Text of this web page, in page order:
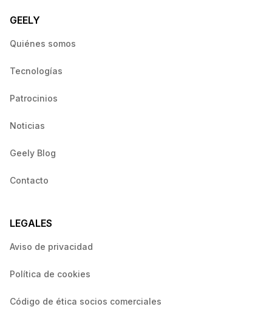
GEELY
Quiénes somos
Tecnologías
Patrocinios
Noticias
Geely Blog
Contacto
LEGALES
Aviso de privacidad
Política de cookies
Código de ética socios comerciales